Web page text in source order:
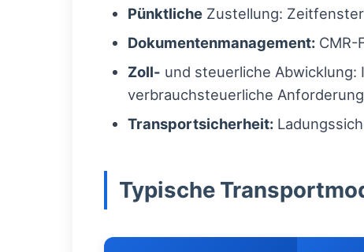
Pünktliche Zustellung:
Dokumentenmanagement: CMR-
Zoll- und steuerliche
verbrauchsteuerliche
Transportsicherheit:
Typische